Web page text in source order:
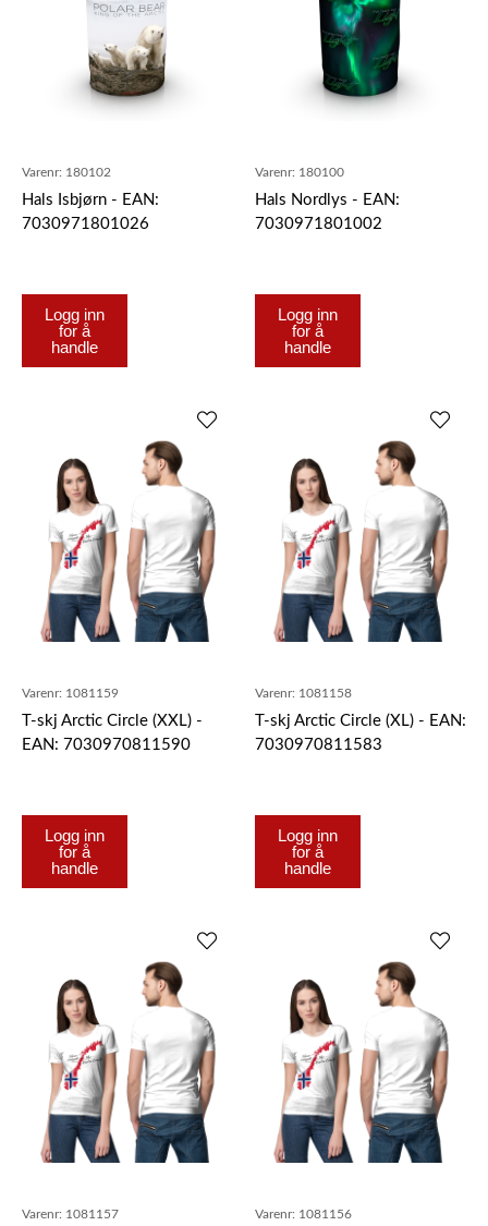
Varenr: 180102
Hals Isbjørn - EAN:
7030971801026
Logg inn
for å
handle
Varenr: 180100
Hals Nordlys - EAN:
7030971801002
Logg inn
for å
handle
Varenr: 1081159
T-skj Arctic Circle (XXL) -
EAN: 7030970811590
Logg inn
for å
handle
Varenr: 1081158
T-skj Arctic Circle (XL) - EAN:
7030970811583
Logg inn
for å
handle
Varenr: 1081157 Varenr: 1081156